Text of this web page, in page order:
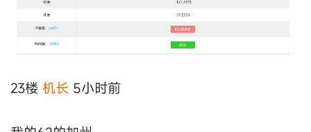
23楼 机长 5小时前